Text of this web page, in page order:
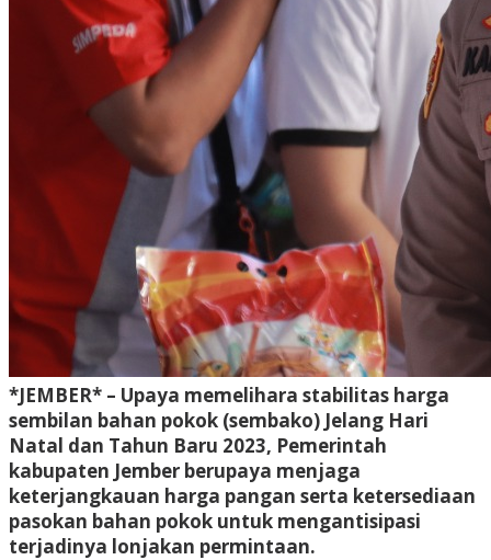
*JEMBER* – Upaya memelihara stabilitas harga
sembilan bahan pokok (sembako) Jelang Hari
Natal dan Tahun Baru 2023, Pemerintah
kabupaten Jember berupaya menjaga
keterjangkauan harga pangan serta ketersediaan
pasokan bahan pokok untuk mengantisipasi
terjadinya lonjakan permintaan.